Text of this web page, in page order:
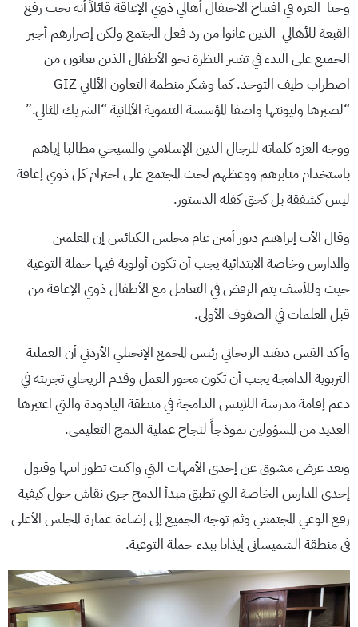
وحيا العزه في افتتاح الاحتفال أهالي ذوي الإعاقة قائلاً أنه يجب رفع
القبعة للأهالي الذين عانوا من رد فعل المجتمع ولكن إصرارهم أجبر
الجميع على البدء في تغيير النظرة نحو الأطفال الذين يعانون من
“لصبرها وليونتها واصفا المؤسسة التنموية الألمانية “الشريك المثالي.”
ووجه العزة كلماته للرجال الدين الإسلامي والمسيحي مطالبا إياهم
باستخدام منابرهم ووعظهم لحث المجتمع على احترام كل ذوي إعاقة
ليس كشفقة بل كحق كفله الدستور.
وقال الأب إبراهيم دبور أمين عام مجلس الكنائس إن المعلمين
والمدارس وخاصة الابتدائية يجب أن تكون أولوية فيها حملة التوعية
حيث وللأسف يتم الرفض في التعامل مع الأطفال ذوي الإعاقة من
قبل المعلمات في الصفوف الأولى.
وأكد القس ديفيد الريحاني رئيس المجمع الإنجيلي الأردني أن العملية
التربوية الدامجة يجب أن تكون محور العمل وقدم الريحاني تجربته في
دعم إقامة مدرسة اللاينس الدامجة في منطقة اليادودة والتي اعتبرها
العديد من المسؤولين نموذجاً لنجاح عملية الدمج التعليمي.
وبعد عرض مشوق عن إحدى الأمهات التي واكبت تطور ابنها وقبول
إحدى المدارس الخاصة التي تطبق مبدأ الدمج جرى نقاش حول كيفية
رفع الوعي المجتمعي وثم توجه الجميع إلى إضاءة عمارة المجلس الأعلى
في منطقة الشميساني إيذانا ببدء حملة التوعية.